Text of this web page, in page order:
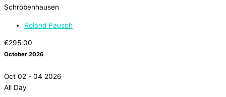
Schrobenhausen
Roland Pausch
€295.00
October 2026
Oct 02 - 04 2026
All Day